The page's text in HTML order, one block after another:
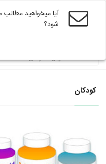
ضربان تندرستی
کودکان
آیا میخواهید مطالب
شود؟